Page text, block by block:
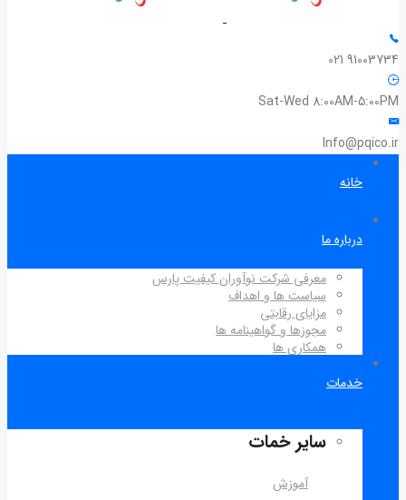
91003734 021
Sat-Wed 8:00AM-5:00PM
Info@pqico.ir
خانه
درباره ما
معرفی شرکت نوآوران کیفیت پارس
سیاست ها و اهداف
مزایای رقابتی
مجوزها و گواهینامه ها
همکاری ها
خدمات
سایر خمات
آموزش